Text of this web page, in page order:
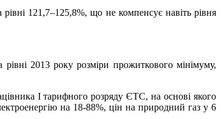
121,7–125,8%, що не компенсує навіть рівня
2013 року розміри прожиткового мінімуму,
І тарифного розряду ЄТС, на основі якого
на 18-88%, цін на природний газ у 6